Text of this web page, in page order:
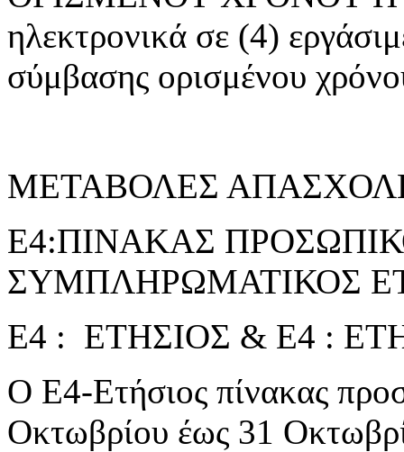
ηλεκτρονικά σε (4)
σύμβασης ορισμένου
ΜΕΤΑΒΟΛΕΣ
Ε4:ΠΙΝΑΚΑΣ
ΣΥΜΠΛΗΡΩΜΑΤΙΚΟΣ
Ε4 : ΕΤΗΣΙΟΣ & Ε4 :
Ο Ε4-Ετήσιος πίνακας
Οκτωβρίου έως 31